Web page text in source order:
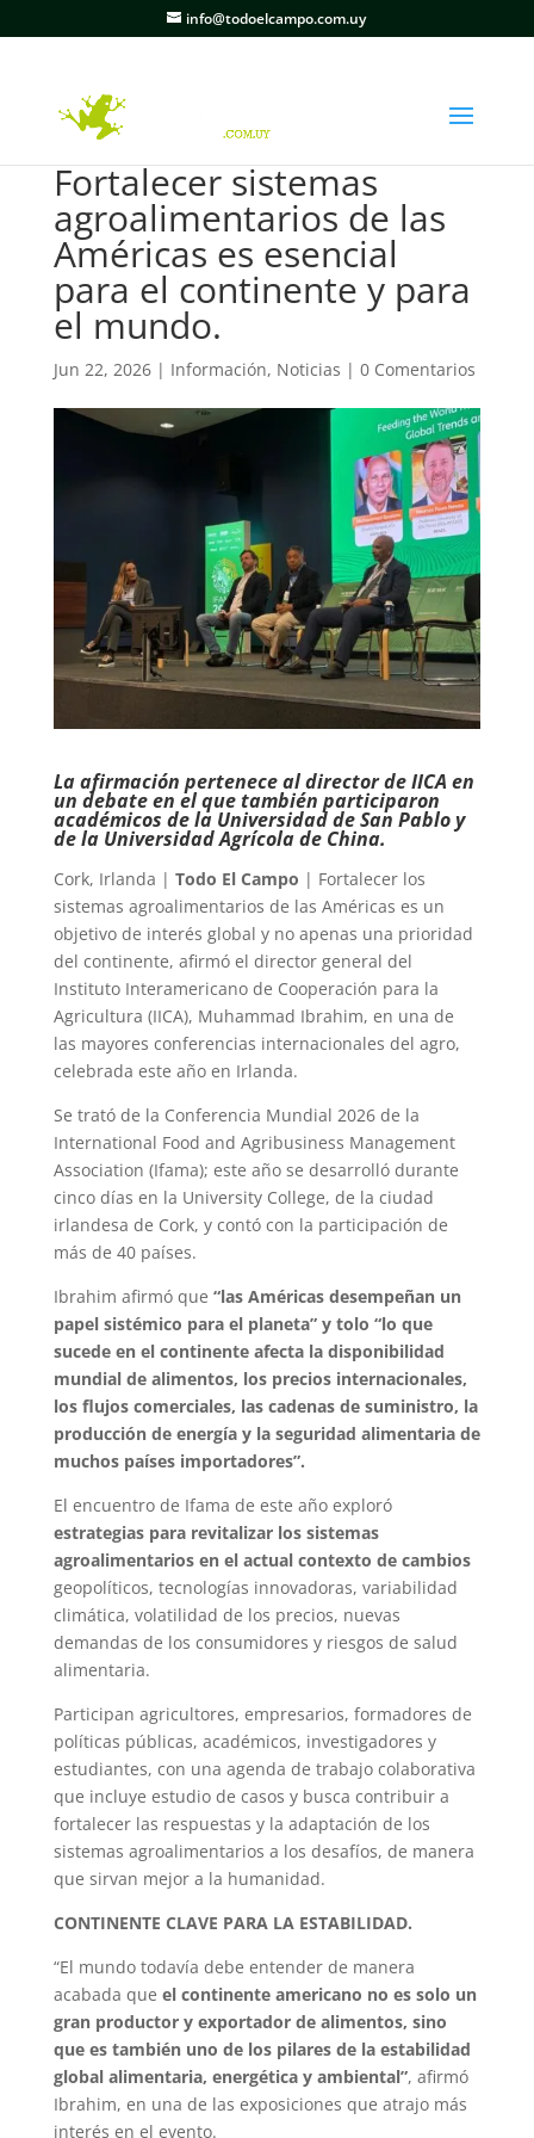
info@todoelcampo.com.uy
Fortalecer sistemas
agroalimentarios de las
Américas es esencial
para el continente y para
el mundo.
Jun 22, 2026| Información, Noticias | 0 Comentarios
La afirmación pertenece al director de IICA en
un debate en el que también participaron
académicos de la Universidad de San Pablo y
de la Universidad Agrícola de China.
Cork, Irlanda | Todo El Campo | Fortalecer los
sistemas agroalimentarios de las Américas es un
objetivo de interés global y no apenas una prioridad
del continente, afirmó el director general del
Instituto Interamericano de Cooperación para la
Agricultura (IICA), Muhammad Ibrahim, en una de
las mayores conferencias internacionales del agro,
celebrada este año en Irlanda.
Se trató de la Conferencia Mundial 2026 de la
International Food and Agribusiness Management
Association (Ifama); este año se desarrolló durante
cinco días en la University College, de la ciudad
irlandesa de Cork, y contó con la participación de
más de 40 países.
Ibrahim afirmó que “las Américas desempeñan un
papel sistémico para el planeta” y tolo “lo que
sucede en el continente afecta la disponibilidad
mundial de alimentos, los precios internacionales,
los flujos comerciales, las cadenas de suministro, la
producción de energía y la seguridad alimentaria de
muchos países importadores”.
El encuentro de Ifama de este año exploró
estrategias para revitalizar los sistemas
agroalimentarios en el actual contexto de cambios
geopolíticos, tecnologías innovadoras, variabilidad
climática, volatilidad de los precios, nuevas
demandas de los consumidores y riesgos de salud
alimentaria.
Participan agricultores, empresarios, formadores de
políticas públicas, académicos, investigadores y
estudiantes, con una agenda de trabajo colaborativa
que incluye estudio de casos y busca contribuir a
fortalecer las respuestas y la adaptación de los
sistemas agroalimentarios a los desafíos, de manera
que sirvan mejor a la humanidad.
CONTINENTE CLAVE PARA LA ESTABILIDAD.
“El mundo todavía debe entender de manera
acabada que el continente americano no es solo un
gran productor y exportador de alimentos, sino
que es también uno de los pilares de la estabilidad
global alimentaria, energética y ambiental”, afirmó
Ibrahim, en una de las exposiciones que atrajo más
interés en el evento.